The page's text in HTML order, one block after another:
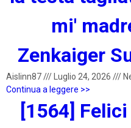
mi'
Zenkaiger
Aislinn87/// Luglio 24, 2026 ///
Continua a leggere >>
[1564]